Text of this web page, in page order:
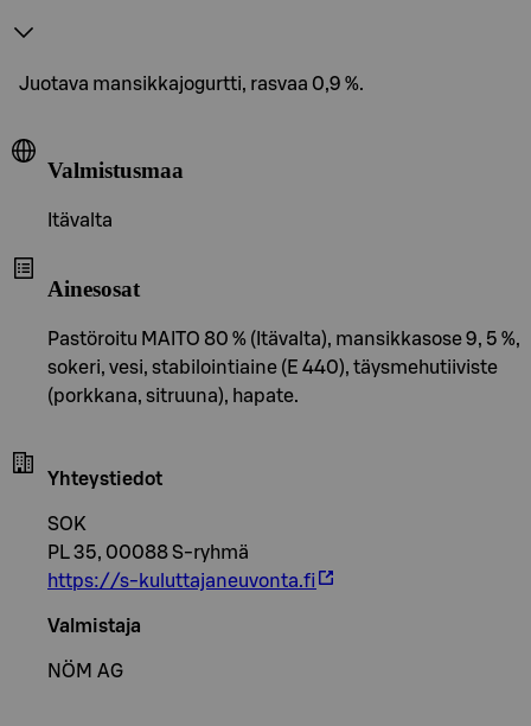
Juotava mansikkajogurtti, rasvaa 0,9 %.
Valmistusmaa
Itävalta
Ainesosat
Pastöroitu MAITO 80 % (Itävalta), mansikkasose 9, 5 %,
sokeri, vesi, stabilointiaine (E 440), täysmehutiiviste
(porkkana, sitruuna), hapate.
Yhteystiedot
SOK
PL 35, 00088 S-ryhmä
https://s-kuluttajaneuvonta.fi
Valmistaja
NÖM AG